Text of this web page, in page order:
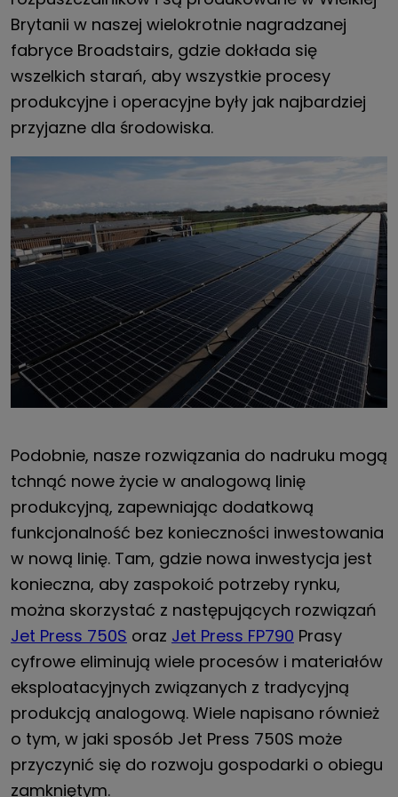
Brytanii w naszej wielokrotnie nagradzanej
fabryce Broadstairs, gdzie dokłada się
wszelkich starań, aby wszystkie procesy
produkcyjne i operacyjne były jak najbardziej
przyjazne dla środowiska.
Podobnie, nasze rozwiązania do nadruku mogą
tchnąć nowe życie w analogową linię
produkcyjną, zapewniając dodatkową
funkcjonalność bez konieczności inwestowania
w nową linię. Tam, gdzie nowa inwestycja jest
konieczna, aby zaspokoić potrzeby rynku,
można skorzystać z następujących rozwiązań
Jet Press 750S oraz Jet Press FP790 Prasy
cyfrowe eliminują wiele procesów i materiałów
eksploatacyjnych związanych z tradycyjną
produkcją analogową. Wiele napisano również
o tym, w jaki sposób Jet Press 750S może
przyczynić się do rozwoju gospodarki o obiegu
zamkniętym.